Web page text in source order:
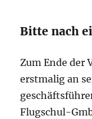
Bitte nach
Zum Ende der
erstmalig an
Flugschul-